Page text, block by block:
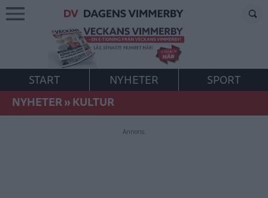
START NYHETER
SPORT
NYHETER»KULTUR
Annons: